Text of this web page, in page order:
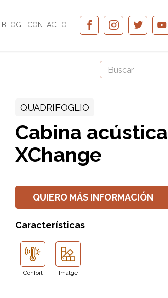
BLOG CONTACTO
QUADRIFOGLIO
Cabina acústica
XChange
QUIERO MÁS INFORMACIÓN
Características
Confort Imatge